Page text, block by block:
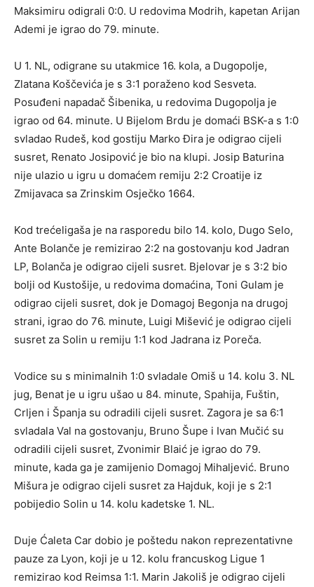
Maksimiru odigrali 0:0. U redovima Modrih, kapetan Arijan
Ademi je igrao do 79. minute.
U 1. NL, odigrane su utakmice 16. kola, a Dugopolje,
Zlatana Koščevića je s 3:1 poraženo kod Sesveta.
Posuđeni napadač Šibenika, u redovima Dugopolja je
igrao od 64. minute. U Bijelom Brdu je domaći BSK-a s 1:0
svladao Rudeš, kod gostiju Marko Đira je odigrao cijeli
susret, Renato Josipović je bio na klupi. Josip Baturina
nije ulazio u igru u domaćem remiju 2:2 Croatije iz
Zmijavaca sa Zrinskim Osječko 1664.
Kod trećeligaša je na rasporedu bilo 14. kolo, Dugo Selo,
Ante Bolanče je remizirao 2:2 na gostovanju kod Jadran
LP, Bolanča je odigrao cijeli susret. Bjelovar je s 3:2 bio
bolji od Kustošije, u redovima domaćina, Toni Gulam je
odigrao cijeli susret, dok je Domagoj Begonja na drugoj
strani, igrao do 76. minute, Luigi Mišević je odigrao cijeli
susret za Solin u remiju 1:1 kod Jadrana iz Poreča.
Vodice su s minimalnih 1:0 svladale Omiš u 14. kolu 3. NL
jug, Benat je u igru ušao u 84. minute, Spahija, Fuštin,
Crljen i Španja su odradili cijeli susret. Zagora je sa 6:1
svladala Val na gostovanju, Bruno Šupe i Ivan Mučić su
odradili cijeli susret, Zvonimir Blaić je igrao do 79.
minute, kada ga je zamijenio Domagoj Mihaljević. Bruno
Mišura je odigrao cijeli susret za Hajduk, koji je s 2:1
pobijedio Solin u 14. kolu kadetske 1. NL.
Duje Ćaleta Car dobio je poštedu nakon reprezentativne
pauze za Lyon, koji je u 12. kolu francuskog Ligue 1
remizirao kod Reimsa 1:1. Marin Jakoliš je odigrao cijeli